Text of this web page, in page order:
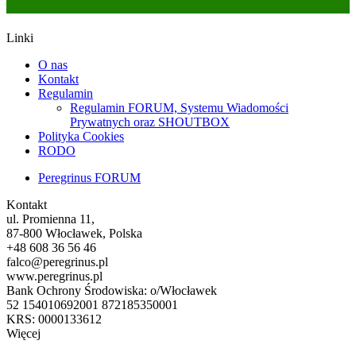
Linki
O nas
Kontakt
Regulamin
Regulamin FORUM, Systemu Wiadomości
Prywatnych oraz SHOUTBOX
Polityka Cookies
RODO
Peregrinus FORUM
Kontakt
ul. Promienna 11,
87-800 Włocławek, Polska
+48 608 36 56 46
falco@peregrinus.pl
www.peregrinus.pl
Bank Ochrony Środowiska: o/Włocławek
52 154010692001 872185350001
KRS: 0000133612
Więcej